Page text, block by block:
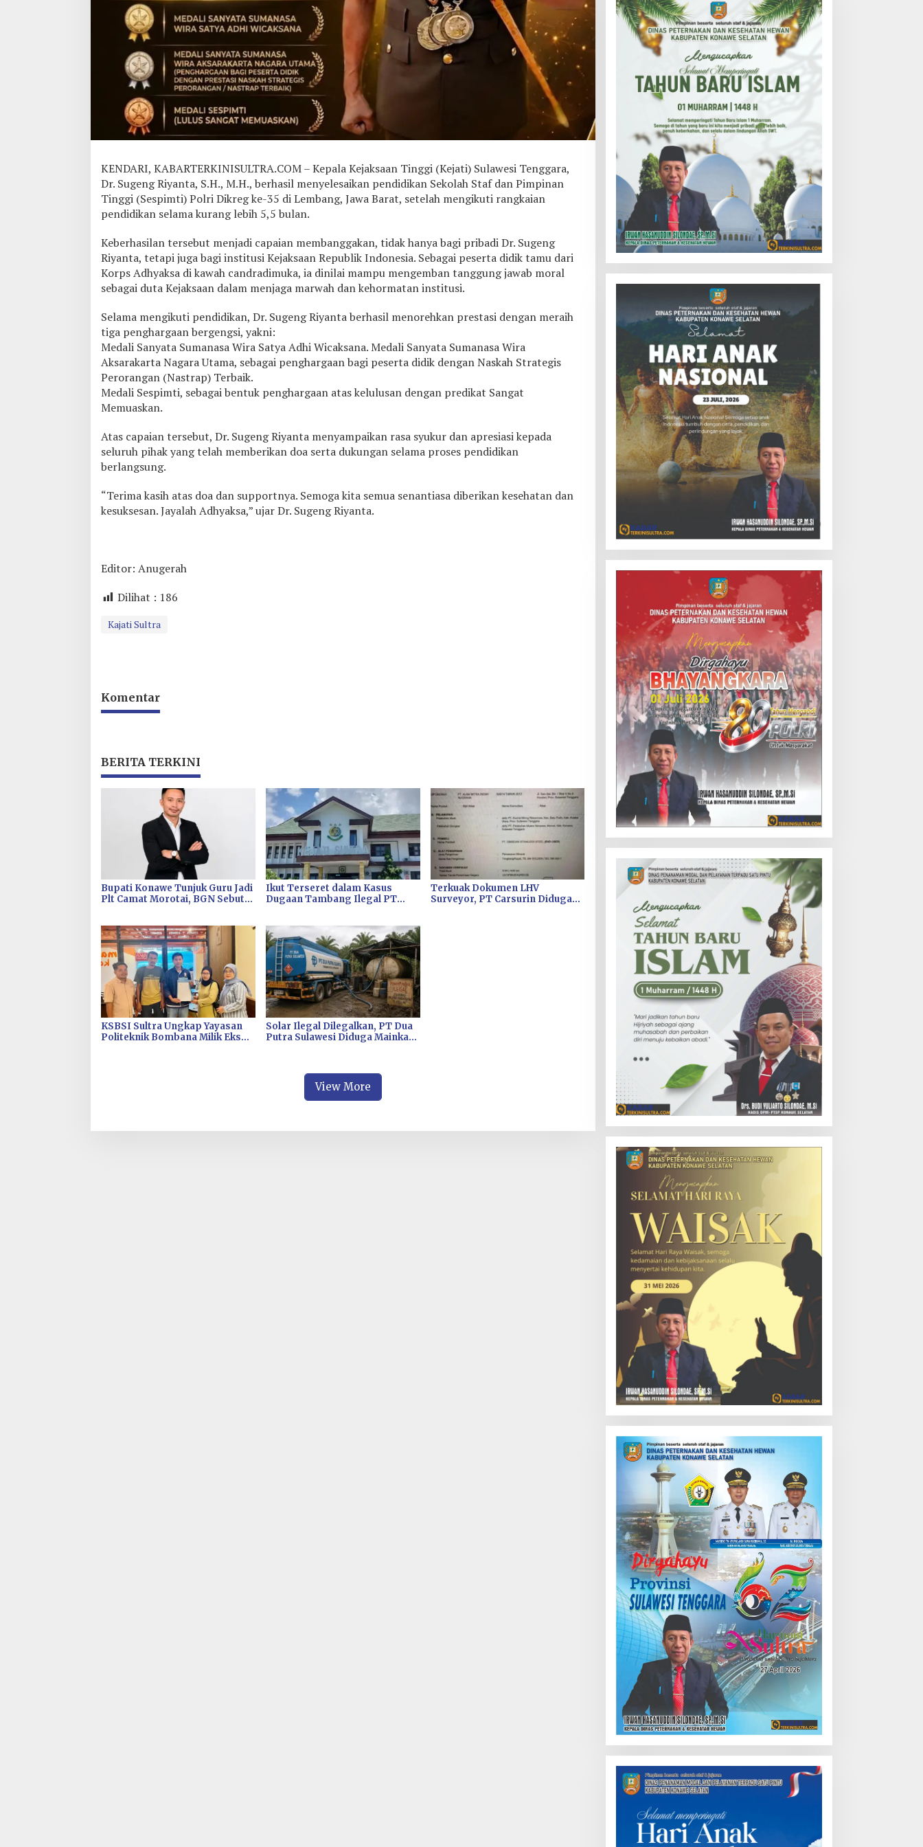
a
t
i
u
l
t
r
S
u
g
n
g
R
y
n
t
o
R
a
h
T
i
g
a
P
n
a
r
n
KENDARI, KABARTERKINISULTRA.COM – Kepala Kejaksaan Tinggi (Kejati) Sulawesi Tenggara,
Dr. Sugeng Riyanta, S.H., M.H., berhasil menyelesaikan pendidikan Sekolah Staf dan Pimpinan
Tinggi (Sespimti) Polri Dikreg ke-35 di Lembang, Jawa Barat, setelah mengikuti rangkaian
pendidikan selama kurang lebih 5,5 bulan.
Keberhasilan tersebut menjadi capaian membanggakan, tidak hanya bagi pribadi Dr. Sugeng
Riyanta, tetapi juga bagi institusi Kejaksaan Republik Indonesia. Sebagai peserta didik tamu dari
Korps Adhyaksa di kawah candradimuka, ia dinilai mampu mengemban tanggung jawab moral
sebagai duta Kejaksaan dalam menjaga marwah dan kehormatan institusi.
Selama mengikuti pendidikan, Dr. Sugeng Riyanta berhasil menorehkan prestasi dengan meraih
tiga penghargaan bergengsi, yakni:
Medali Sanyata Sumanasa Wira Satya Adhi Wicaksana. Medali Sanyata Sumanasa Wira
Aksarakarta Nagara Utama, sebagai penghargaan bagi peserta didik dengan Naskah Strategis
Perorangan (Nastrap) Terbaik.
Medali Sespimti, sebagai bentuk penghargaan atas kelulusan dengan predikat Sangat
Memuaskan.
Atas capaian tersebut, Dr. Sugeng Riyanta menyampaikan rasa syukur dan apresiasi kepada
seluruh pihak yang telah memberikan doa serta dukungan selama proses pendidikan
berlangsung.
“Terima kasih atas doa dan supportnya. Semoga kita semua senantiasa diberikan kesehatan dan
kesuksesan. Jayalah Adhyaksa,” ujar Dr. Sugeng Riyanta.
Editor: Anugerah
Dilihat : 186
Kajati Sultra
Komentar
BERITA TERKINI
Bupati Konawe Tunjuk Guru Jadi
Plt Camat Morotai, BGN Sebut
Ikut Terseret dalam Kasus
Dugaan Tambang Ilegal PT
Terkuak Dokumen LHV
Surveyor, PT Carsurin Diduga
KSBSI Sultra Ungkap Yayasan
Politeknik Bombana Milik Eks
Solar Ilegal Dilegalkan, PT Dua
Putra Sulawesi Diduga Mainkan
View More